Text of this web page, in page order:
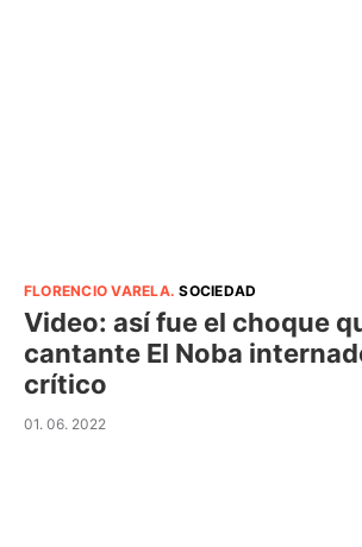
FLORENCIO VARELA.SOCIEDAD
Video: así fue el choque
cantante El Noba
crítico
01. 06. 2022